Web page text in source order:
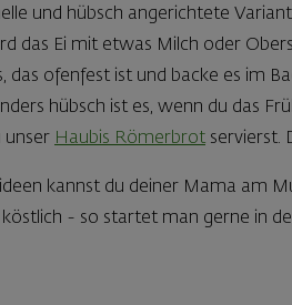
und hübsch angerichtete
das Ei mit etwas Milch oder
das ofenfest ist und backe es im
hübsch ist es, wenn du das
unser Haubis Römerbrot servierst.
kannst du deiner Mama am
- so startet man gerne in